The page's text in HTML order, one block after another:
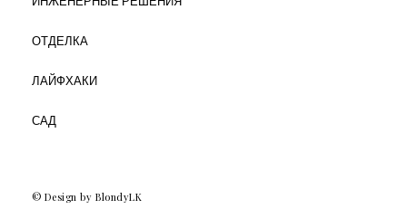
ОТДЕЛКА
ЛАЙФХАКИ
САД
© Design by BlondyLK